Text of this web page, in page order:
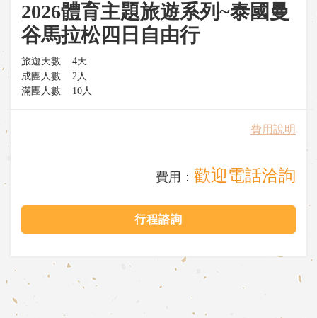
2026體育主題旅遊系列~泰國曼
谷馬拉松四日自由行
旅遊天數
4天
成團人數
2人
滿團人數
10人
費用說明
費用： 歡迎電話洽詢
行程諮詢